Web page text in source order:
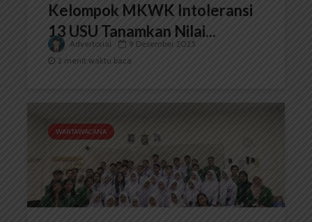
Kelompok MKWK Intoleransi
13 USU Tanamkan Nilai...
Advertorial
9 Desember 2025
2 menit waktu baca
WARTAWACANA